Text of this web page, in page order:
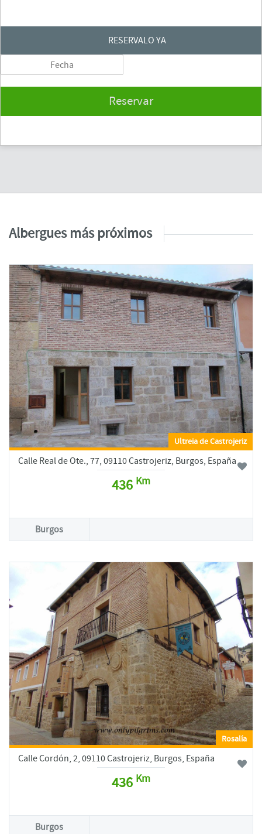
RESERVALO YA
Reservar
Albergues más próximos
Ultreia de Castrojeriz
Calle Real de Ote., 77, 09110 Castrojeriz, Burgos, España
436 Km
Burgos
Rosalía
Calle Cordón, 2, 09110 Castrojeriz, Burgos, España
436 Km
Burgos